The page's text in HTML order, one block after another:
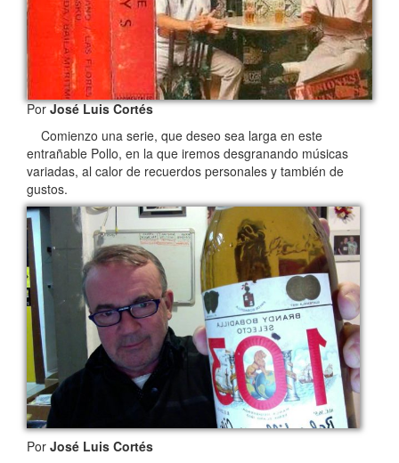
PorJosé Luis Cortés
Comienzo una serie, que deseo sea larga en este
entrañable Pollo, en la que iremos desgranando músicas
variadas, al calor de recuerdos personales y también de
gustos.
Por José Luis Cortés